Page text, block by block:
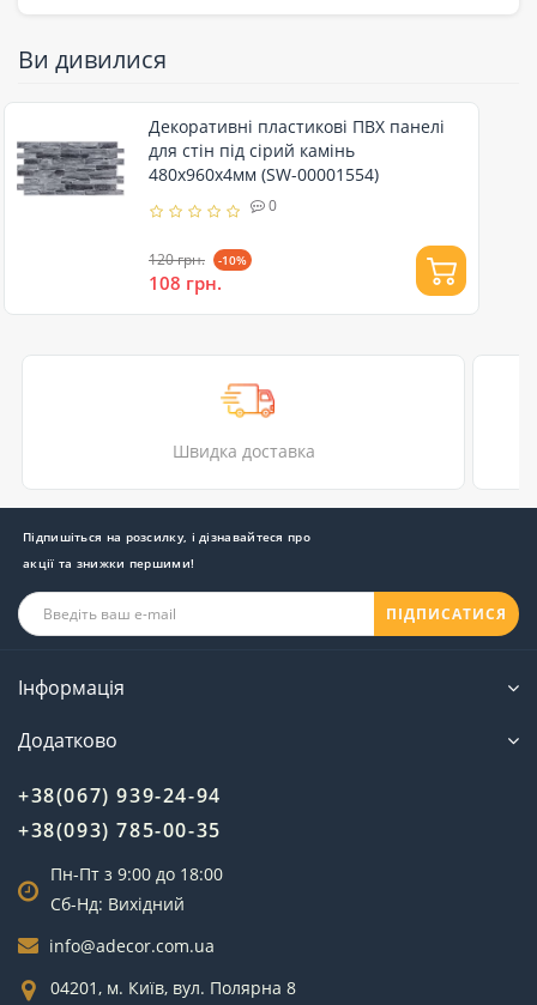
Ви дивилися
Декоративні пластикові ПВХ панелі
для стін під сірий камінь
480х960х4мм (SW-00001554)
0
120 грн. -10%
108 грн.
Швидка доставка
Підпишіться на розсилку, і дізнавайтеся про
акції та знижки першими!
ПІДПИСАТИСЯ
Інформація
Додатково
+38(067) 939-24-94
+38(093) 785-00-35
Пн-Пт з 9:00 до 18:00
Сб-Нд: Вихідний
info@adecor.com.ua
04201, м. Київ, вул. Полярна 8